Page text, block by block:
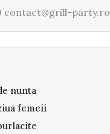
contact@grill-party.ro
nunta
femeii